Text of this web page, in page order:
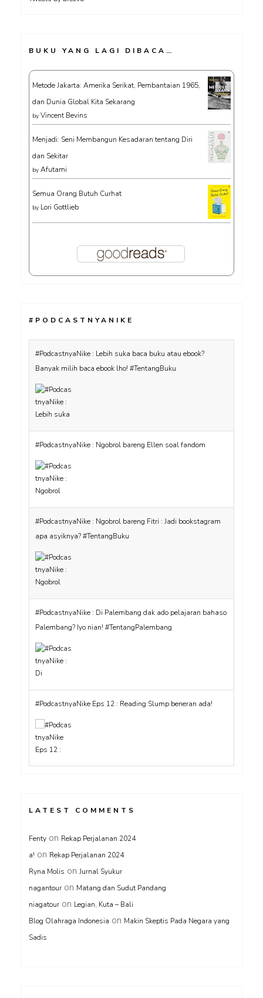
BUKU YANG LAGI DIBACA…
Metode Jakarta: Amerika Serikat, Pembantaian 1965,
dan Dunia Global Kita Sekarang
by Vincent Bevins
Menjadi: Seni Membangun Kesadaran tentang Diri
dan Sekitar
by Afutami
Semua Orang Butuh Curhat
by Lori Gottlieb
#PODCASTNYANIKE
#PodcastnyaNike : Lebih suka baca buku atau ebook?
Banyak milih baca ebook lho! #TentangBuku
#PodcastnyaNike : Ngobrol bareng Ellen soal fandom
#PodcastnyaNike : Ngobrol bareng Fitri : Jadi bookstagram
apa asyiknya? #TentangBuku
#PodcastnyaNike : Di Palembang dak ado pelajaran bahaso
Palembang? Iyo nian! #TentangPalembang
#PodcastnyaNike Eps 12 : Reading Slump beneran ada!
LATEST COMMENTS
Fenty on Rekap Perjalanan 2024
a! on Rekap Perjalanan 2024
Ryna Molis on Jurnal Syukur
nagantour on Matang dan Sudut Pandang
niagatour on Legian, Kuta – Bali
Blog Olahraga Indonesia on Makin Skeptis Pada Negara yang
Sadis